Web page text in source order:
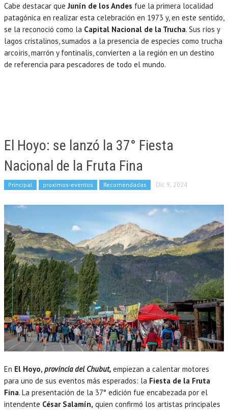
Cabe destacar que Junín de los Andes fue la primera localidad
patagónica en realizar esta celebración en 1973 y, en este sentido,
se la reconoció como la Capital Nacional de la Trucha. Sus ríos y
lagos cristalinos, sumados a la presencia de especies como trucha
arcoíris, marrón y fontinalis, convierten a la región en un destino
de referencia para pescadores de todo el mundo.
El Hoyo: se lanzó la 37° Fiesta
Nacional de la Fruta Fina
Principal proximos-eventos Recomendadas Dic 9, 2024
En El Hoyo, provincia del Chubut, empiezan a calentar motores
para uno de sus eventos más esperados: la Fiesta de la Fruta
Fina. La presentación de la 37° edición fue encabezada por el
intendente César Salamín, quien confirmó los artistas principales